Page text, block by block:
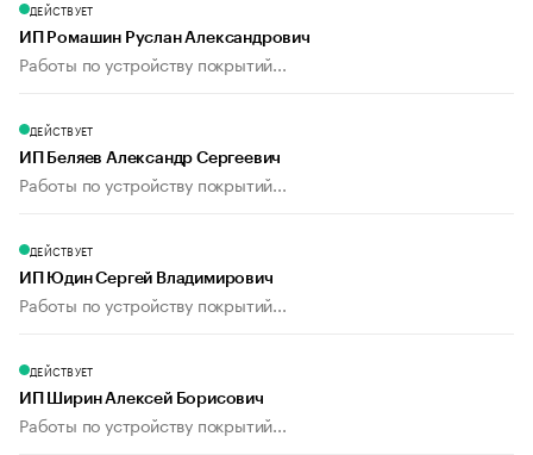
ДЕЙСТВУЕТ
ИП Ромашин Руслан Александрович
Работы по устройству покрытий...
ДЕЙСТВУЕТ
ИП Беляев Александр Сергеевич
Работы по устройству покрытий...
ДЕЙСТВУЕТ
ИП Юдин Сергей Владимирович
Работы по устройству покрытий...
ДЕЙСТВУЕТ
ИП Ширин Алексей Борисович
Работы по устройству покрытий...